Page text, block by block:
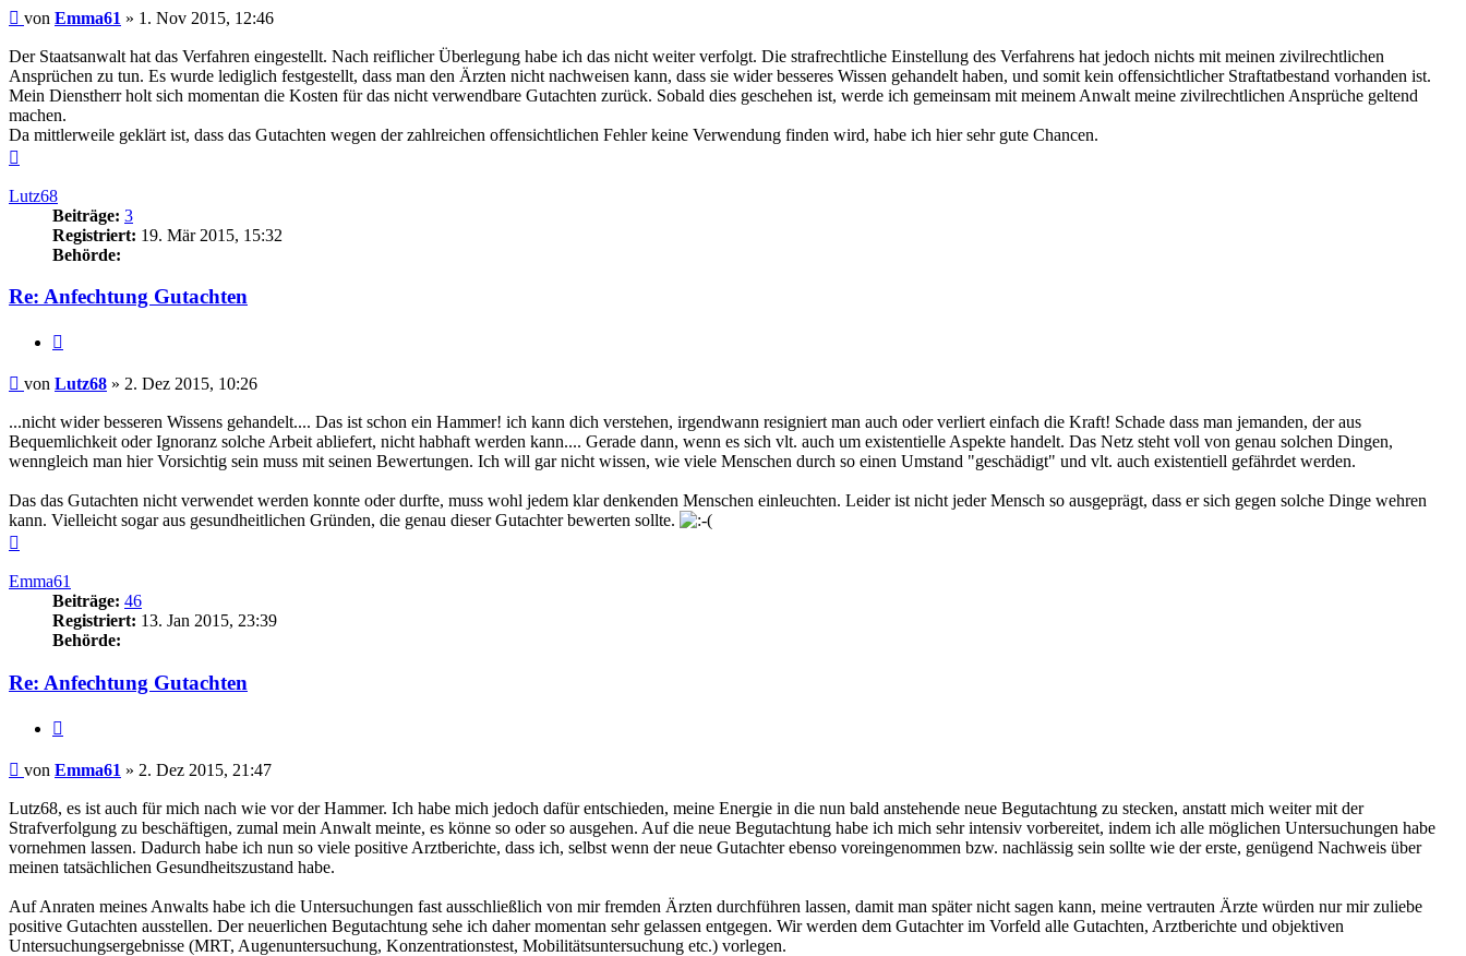
Beitrag
von Emma61 » 1. Nov 2015, 12:46
Der Staatsanwalt hat das Verfahren eingestellt. Nach reiflicher Überlegung habe ich das nicht weiter verfolgt. Die strafrechtliche Einstellung des Verfahrens hat jedoch nichts mit meinen zivilrechtlichen
Ansprüchen zu tun. Es wurde lediglich festgestellt, dass man den Ärzten nicht nachweisen kann, dass sie wider besseres Wissen gehandelt haben, und somit kein offensichtlicher Straftatbestand vorhanden ist.
Mein Dienstherr holt sich momentan die Kosten für das nicht verwendbare Gutachten zurück. Sobald dies geschehen ist, werde ich gemeinsam mit meinem Anwalt meine zivilrechtlichen Ansprüche geltend
machen.
Da mittlerweile geklärt ist, dass das Gutachten wegen der zahlreichen offensichtlichen Fehler keine Verwendung finden wird, habe ich hier sehr gute Chancen.
Lutz68
Beiträge: 3
Registriert: 19. Mär 2015, 15:32
Behörde:
Re: Anfechtung Gutachten
Beitrag
von Lutz68 » 2. Dez 2015, 10:26
...nicht wider besseren Wissens gehandelt.... Das ist schon ein Hammer! ich kann dich verstehen, irgendwann resigniert man auch oder verliert einfach die Kraft! Schade dass man jemanden, der aus
Bequemlichkeit oder Ignoranz solche Arbeit abliefert, nicht habhaft werden kann.... Gerade dann, wenn es sich vlt. auch um existentielle Aspekte handelt. Das Netz steht voll von genau solchen Dingen,
wenngleich man hier Vorsichtig sein muss mit seinen Bewertungen. Ich will gar nicht wissen, wie viele Menschen durch so einen Umstand "geschädigt" und vlt. auch existentiell gefährdet werden.
Das das Gutachten nicht verwendet werden konnte oder durfte, muss wohl jedem klar denkenden Menschen einleuchten. Leider ist nicht jeder Mensch so ausgeprägt, dass er sich gegen solche Dinge wehren
kann. Vielleicht sogar aus gesundheitlichen Gründen, die genau dieser Gutachter bewerten sollte.
Emma61
Beiträge: 46
Registriert: 13. Jan 2015, 23:39
Behörde:
Re: Anfechtung Gutachten
Beitrag
von Emma61 » 2. Dez 2015, 21:47
Lutz68, es ist auch für mich nach wie vor der Hammer. Ich habe mich jedoch dafür entschieden, meine Energie in die nun bald anstehende neue Begutachtung zu stecken, anstatt mich weiter mit der
Strafverfolgung zu beschäftigen, zumal mein Anwalt meinte, es könne so oder so ausgehen. Auf die neue Begutachtung habe ich mich sehr intensiv vorbereitet, indem ich alle möglichen Untersuchungen habe
vornehmen lassen. Dadurch habe ich nun so viele positive Arztberichte, dass ich, selbst wenn der neue Gutachter ebenso voreingenommen bzw. nachlässig sein sollte wie der erste, genügend Nachweis über
meinen tatsächlichen Gesundheitszustand habe.
Auf Anraten meines Anwalts habe ich die Untersuchungen fast ausschließlich von mir fremden Ärzten durchführen lassen, damit man später nicht sagen kann, meine vertrauten Ärzte würden nur mir zuliebe
positive Gutachten ausstellen. Der neuerlichen Begutachtung sehe ich daher momentan sehr gelassen entgegen. Wir werden dem Gutachter im Vorfeld alle Gutachten, Arztberichte und objektiven
Untersuchungsergebnisse (MRT, Augenuntersuchung, Konzentrationstest, Mobilitätsuntersuchung etc.) vorlegen.